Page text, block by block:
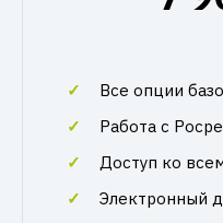
Все опции
Работа с
Доступ ко
Электронный